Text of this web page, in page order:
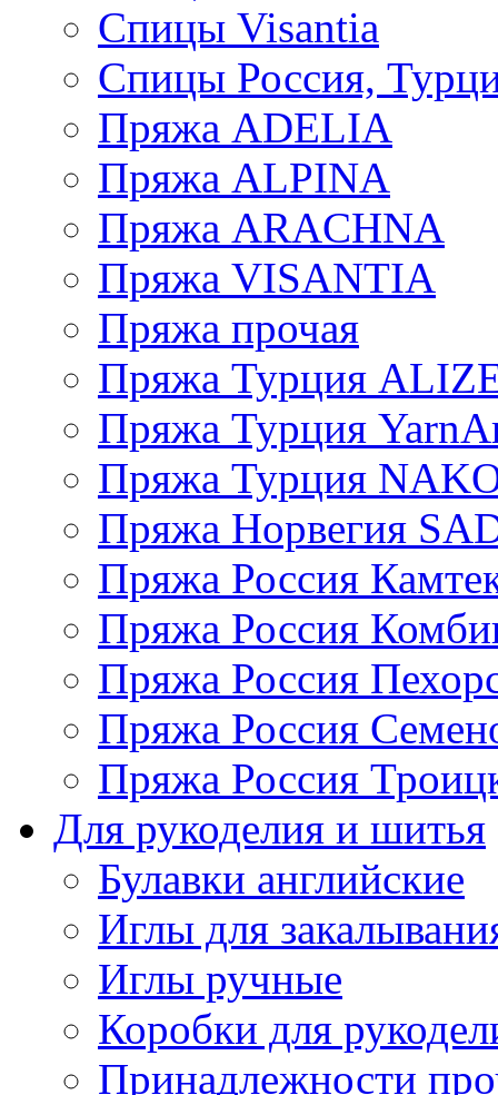
Спицы Visantia
Спицы Россия,
Пряжа ADELIA
Пряжа ALPINA
Пряжа ARACHNA
Пряжа VISANTIA
Пряжа прочая
Пряжа Турция
Пряжа Турция
Пряжа Турция
Пряжа Норвегия
Пряжа Россия
Пряжа Россия
Пряжа Россия
Пряжа Россия
Пряжа Россия
Для рукоделия и шитья
Булавки английские
Иглы для
Иглы ручные
Коробки для
Принадлежности